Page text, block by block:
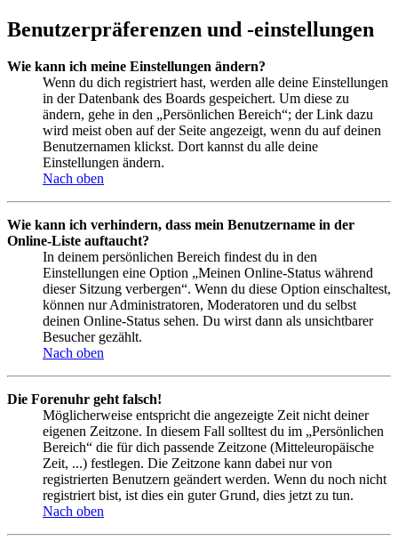
Benutzerpräferenzen und -einstellungen
Wie kann ich meine Einstellungen ändern?
Wenn du dich registriert hast, werden alle deine Einstellungen
in der Datenbank des Boards gespeichert. Um diese zu
ändern, gehe in den „Persönlichen Bereich“; der Link dazu
wird meist oben auf der Seite angezeigt, wenn du auf deinen
Benutzernamen klickst. Dort kannst du alle deine
Einstellungen ändern.
Nach oben
Wie kann ich verhindern, dass mein Benutzername in der
Online-Liste auftaucht?
In deinem persönlichen Bereich findest du in den
Einstellungen eine Option „Meinen Online-Status während
dieser Sitzung verbergen“. Wenn du diese Option einschaltest,
können nur Administratoren, Moderatoren und du selbst
deinen Online-Status sehen. Du wirst dann als unsichtbarer
Besucher gezählt.
Nach oben
Die Forenuhr geht falsch!
Möglicherweise entspricht die angezeigte Zeit nicht deiner
eigenen Zeitzone. In diesem Fall solltest du im „Persönlichen
Bereich“ die für dich passende Zeitzone (Mitteleuropäische
Zeit, ...) festlegen. Die Zeitzone kann dabei nur von
registrierten Benutzern geändert werden. Wenn du noch nicht
registriert bist, ist dies ein guter Grund, dies jetzt zu tun.
Nach oben